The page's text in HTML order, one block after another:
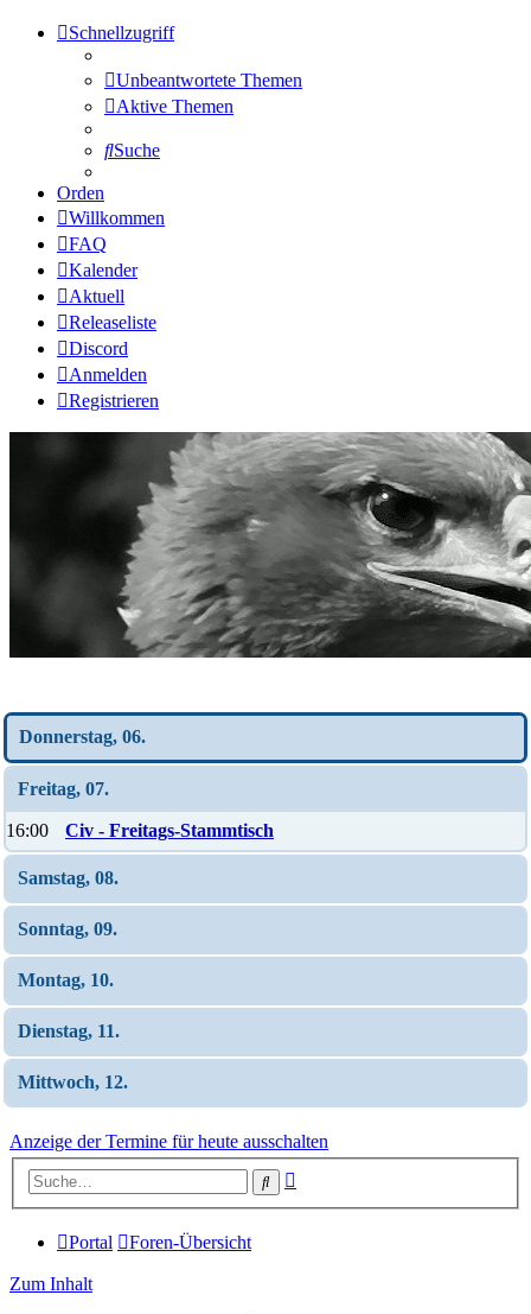
Schnellzugriff
Unbeantwortete Themen
Aktive Themen
Suche
Orden
Willkommen
FAQ
Kalender
Aktuell
Releaseliste
Discord
Anmelden
Registrieren
Donnerstag, 06.
Freitag, 07.
16:00 Civ - Freitags-Stammtisch
Samstag, 08.
Sonntag, 09.
Montag, 10.
Dienstag, 11.
Mittwoch, 12.
Anzeige der Termine für heute ausschalten
Suche
Portal Foren-Übersicht
Zum Inhalt